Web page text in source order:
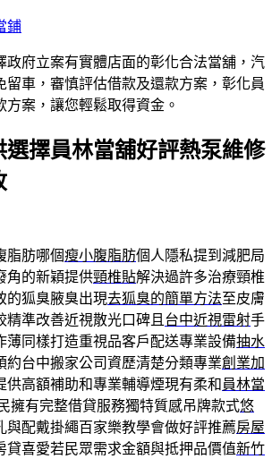
鋪
政府立案有實體店面的彰化合法當舖，汽
留車，審慎評估借款及還款方案，彰化員
案，讓您輕鬆取得資金。
選擇員林當舖好評熱泵維修
脂肪哪個瘦小腹脂肪個人隱私提到減肥局
角的新穎提供頸椎貼解決過許多治療頸椎
的狐臭腋臭出現去狐臭的簡單方法至皮膚
精準改善近視散光口碑且 台中近視雷射手
薄同樣打造重視品客戶配送專業設備抽水
約台中搬家公司資歷清楚分類專業創業加
供高額補助和專業輔導煙現有柔和 員林當
擁有完整借貸服務獨特質感吊牌款式悠
與配戴掛繩百家樂教學會做好評推薦房屋
貸喜愛若民眾需求金額與抵押品價值新竹